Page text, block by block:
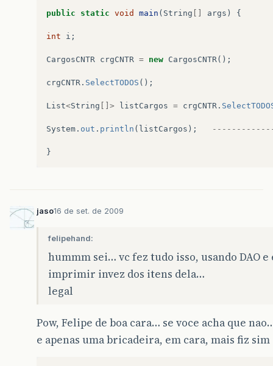
public static void main ( String args ) {
int i ;
CargosCNTR crgCNTR = new CargosCNTR ();
crgCNTR . SelectTODOS ();
List<String []> listCargos = crgCNTR .
System . out . println ( listCargos );
}
jaso16 de set. de 2009
felipehand:
hummm sei… vc fez tudo isso, usando DAO
imprimir invez dos itens dela…
legal
Pow, Felipe de boa cara… se voce acha que
e apenas uma bricadeira, em cara, mais fiz